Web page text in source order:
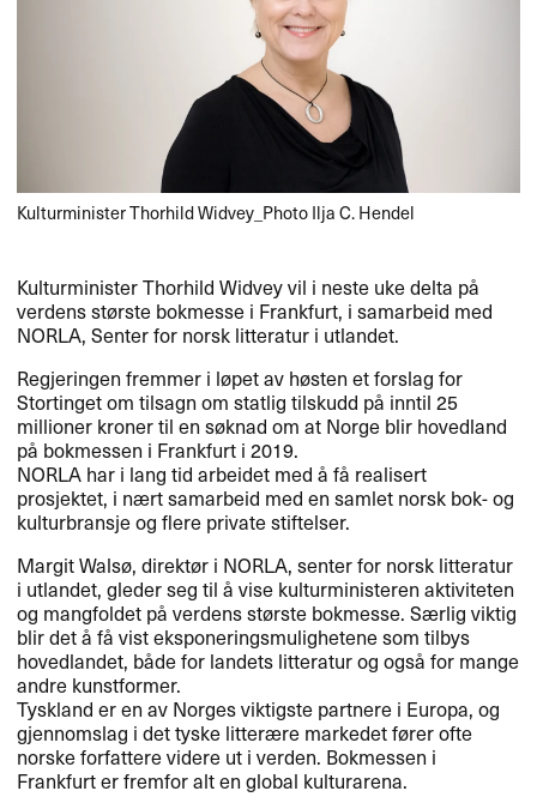
Kulturminister Thorhild Widvey_Photo Ilja C. Hendel
Kulturminister Thorhild Widvey vil i neste uke delta på
verdens største bokmesse i Frankfurt, i samarbeid med
NORLA, Senter for norsk litteratur i utlandet.
Regjeringen fremmer i løpet av høsten et forslag for
Stortinget om tilsagn om statlig tilskudd på inntil 25
millioner kroner til en søknad om at Norge blir hovedland
på bokmessen i Frankfurt i 2019.
NORLA har i lang tid arbeidet med å få realisert
prosjektet, i nært samarbeid med en samlet norsk bok- og
kulturbransje og flere private stiftelser.
Margit Walsø, direktør i NORLA, senter for norsk litteratur
i utlandet, gleder seg til å vise kulturministeren aktiviteten
og mangfoldet på verdens største bokmesse. Særlig viktig
blir det å få vist eksponeringsmulighetene som tilbys
hovedlandet, både for landets litteratur og også for mange
andre kunstformer.
Tyskland er en av Norges viktigste partnere i Europa, og
gjennomslag i det tyske litterære markedet fører ofte
norske forfattere videre ut i verden. Bokmessen i
Frankfurt er fremfor alt en global kulturarena.